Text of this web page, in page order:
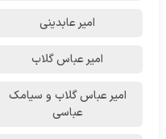
امیر عابدینی
امیر عباس گلاب
امیر عباس گلاب و سیامک
عباسی